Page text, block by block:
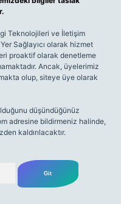
Teknolojileri ve İletişim
Sağlayıcı olarak hizmet
proaktif olarak denetleme
Ancak, üyelerimiz
olup, siteye üye olarak
düşündüğünüz
adresine bildirmeniz halinde,
kaldırılacaktır.